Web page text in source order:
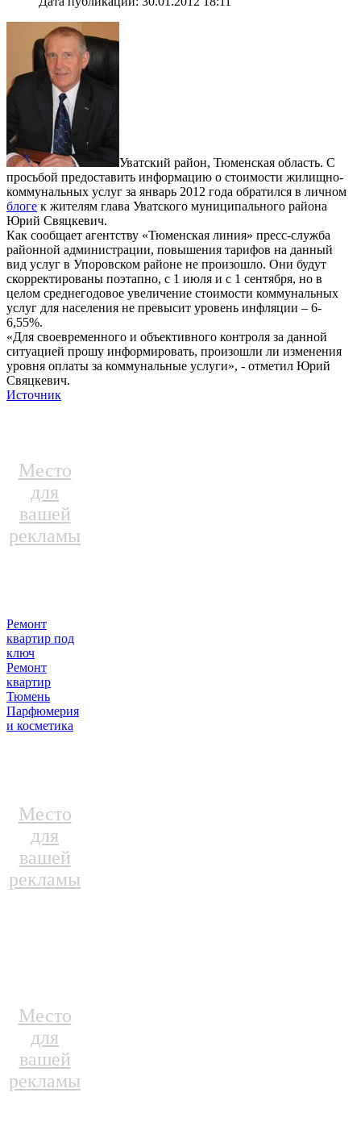
Уватский район, Тюменская область. С
просьбой предоставить информацию о стоимости жилищно-
коммунальных услуг за январь 2012 года обратился в личном
блоге к жителям глава Уватского муниципального района
Юрий Свяцкевич.
Как сообщает агентству «Тюменская линия» пресс-служба
районной администрации, повышения тарифов на данный
вид услуг в Упоровском районе не произошло. Они будут
скорректированы поэтапно, с 1 июля и с 1 сентября, но в
целом среднегодовое увеличение стоимости коммунальных
услуг для населения не превысит уровень инфляции – 6-
6,55%.
«Для своевременного и объективного контроля за данной
ситуацией прошу информировать, произошли ли изменения
уровня оплаты за коммунальные услуги», - отметил Юрий
Свяцкевич.
Источник
Место
для
вашей
рекламы
Ремонт
квартир под
ключ
Ремонт
квартир
Тюмень
Парфюмерия
и косметика
Место
для
вашей
рекламы
Место
для
вашей
рекламы